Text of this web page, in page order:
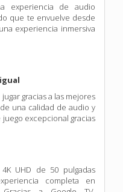
experiencia de audio
que te envuelve desde
una experiencia inmersiva
gracias a las mejores
una calidad de audio y
excepcional gracias
UHD de 50 pulgadas
completa en